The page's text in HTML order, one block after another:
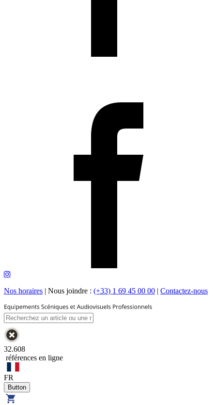
Nos horaires | Nous joindre : (+33) 1 69 45 00 00 | Contactez-nous
32.608
références en ligne
FR